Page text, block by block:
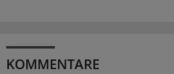
KOMMENTARE